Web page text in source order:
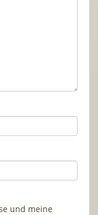
und meine